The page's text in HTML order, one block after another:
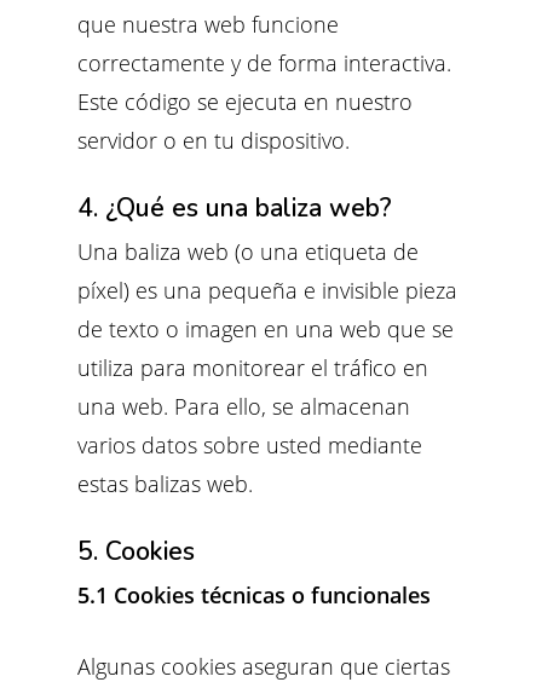
que nuestra web funcione
correctamente y de forma interactiva.
Este código se ejecuta en nuestro
servidor o en tu dispositivo.
4. ¿Qué es una baliza web?
Una baliza web (o una etiqueta de
píxel) es una pequeña e invisible pieza
de texto o imagen en una web que se
utiliza para monitorear el tráfico en
una web. Para ello, se almacenan
varios datos sobre usted mediante
estas balizas web.
5. Cookies
5.1 Cookies técnicas o funcionales
Algunas cookies aseguran que ciertas